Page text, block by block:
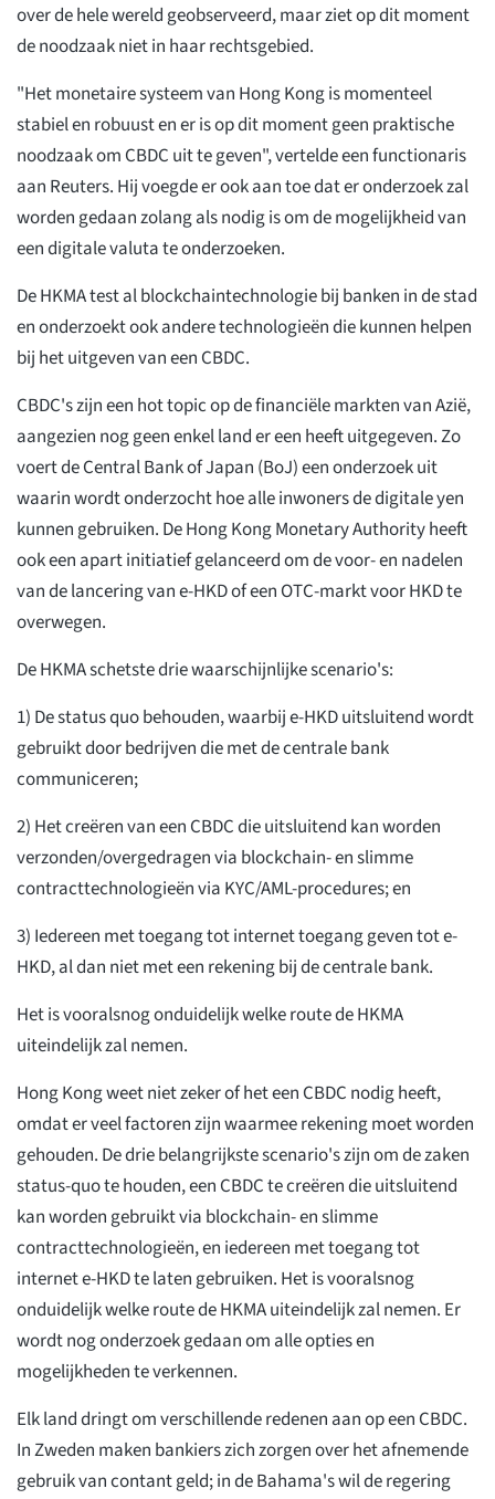
over de hele wereld geobserveerd, maar ziet op dit moment
de noodzaak niet in haar rechtsgebied.
"Het monetaire systeem van Hong Kong is momenteel
stabiel en robuust en er is op dit moment geen praktische
noodzaak om CBDC uit te geven", vertelde een functionaris
aan Reuters. Hij voegde er ook aan toe dat er onderzoek zal
worden gedaan zolang als nodig is om de mogelijkheid van
een digitale valuta te onderzoeken.
De HKMA test al blockchaintechnologie bij banken in de stad
en onderzoekt ook andere technologieën die kunnen helpen
bij het uitgeven van een CBDC.
CBDC's zijn een hot topic op de financiële markten van Azië,
aangezien nog geen enkel land er een heeft uitgegeven. Zo
voert de Central Bank of Japan (BoJ) een onderzoek uit
waarin wordt onderzocht hoe alle inwoners de digitale yen
kunnen gebruiken. De Hong Kong Monetary Authority heeft
ook een apart initiatief gelanceerd om de voor- en nadelen
van de lancering van e-HKD of een OTC-markt voor HKD te
overwegen.
De HKMA schetste drie waarschijnlijke scenario's:
1) De status quo behouden, waarbij e-HKD uitsluitend wordt
gebruikt door bedrijven die met de centrale bank
communiceren;
2) Het creëren van een CBDC die uitsluitend kan worden
verzonden/overgedragen via blockchain- en slimme
contracttechnologieën via KYC/AML-procedures; en
3) Iedereen met toegang tot internet toegang geven tot e-
HKD, al dan niet met een rekening bij de centrale bank.
Het is vooralsnog onduidelijk welke route de HKMA
uiteindelijk zal nemen.
Hong Kong weet niet zeker of het een CBDC nodig heeft,
omdat er veel factoren zijn waarmee rekening moet worden
gehouden. De drie belangrijkste scenario's zijn om de zaken
status-quo te houden, een CBDC te creëren die uitsluitend
kan worden gebruikt via blockchain- en slimme
contracttechnologieën, en iedereen met toegang tot
internet e-HKD te laten gebruiken. Het is vooralsnog
onduidelijk welke route de HKMA uiteindelijk zal nemen. Er
wordt nog onderzoek gedaan om alle opties en
mogelijkheden te verkennen.
Elk land dringt om verschillende redenen aan op een CBDC.
In Zweden maken bankiers zich zorgen over het afnemende
gebruik van contant geld; in de Bahama's wil de regering